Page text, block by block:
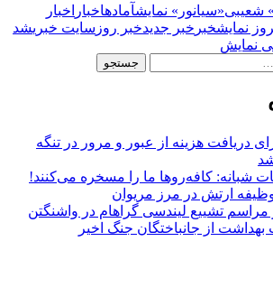
شعیبی«سیانور» نمایشآمادهاخبار اخبار
نمایشخبر خبر جدیدخبر روز سایت خبریشد
نمایش
دریافت هزینه از عبور و مرور در تنگه
شبانه: کافه‌روها ما را مسخره می‌کنند!
ارتش در مرز مریوان
مراسم تشییع لیندسی گراهام در واشنگتن
بهداشت از جانباختگان جنگ اخیر